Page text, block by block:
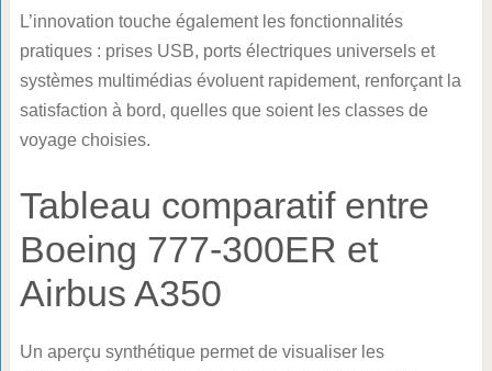
L’innovation touche également les fonctionnalités
pratiques : prises USB, ports électriques universels et
systèmes multimédias évoluent rapidement, renforçant la
satisfaction à bord, quelles que soient les classes de
voyage choisies.
Tableau comparatif entre
Boeing 777-300ER et
Airbus A350
Un aperçu synthétique permet de visualiser les